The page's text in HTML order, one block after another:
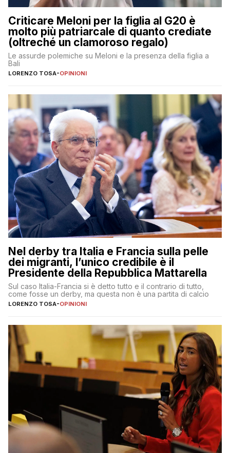
Criticare Meloni per la figlia al G20 è
molto più patriarcale di quanto crediate
(oltreché un clamoroso regalo)
Le assurde polemiche su Meloni e la presenza della figlia a
Bali
LORENZO TOSA-OPINIONI
Nel derby tra Italia e Francia sulla pelle
dei migranti, l’unico credibile è il
Presidente della Repubblica Mattarella
Sul caso Italia-Francia si è detto tutto e il contrario di tutto,
come fosse un derby, ma questa non è una partita di calcio
LORENZO TOSA-OPINIONI